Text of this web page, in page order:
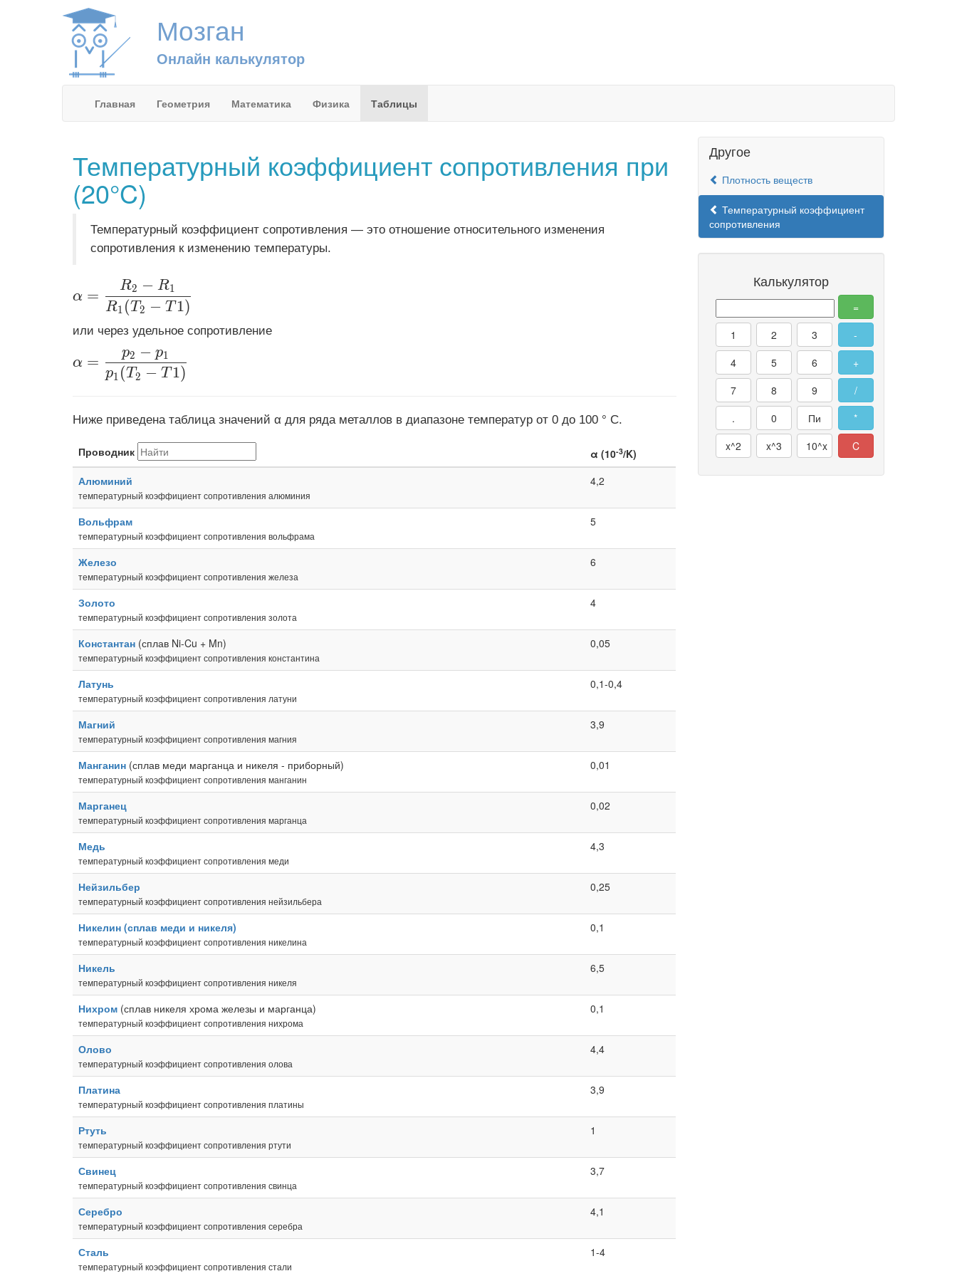
Мозган
Онлайн калькулятор
Главная Геометрия Математика Физика Таблицы
Температурный коэффициент сопротивления при
(20°C)
Температурный коэффициент сопротивления — это отношение относительного изменения
сопротивления к изменению температуры.
\displaystyle \alpha=\frac{R_2-R_1}{R_1(T_2-T1)}
α =
R1 (T2 − T 1)
R2 − R1
или через удельное сопротивление
\displaystyle \alpha=\frac{p_2-p_1}{p_1(T_2-T1)}
α =
p1 (T2 − T 1)
p2 − p1
Ниже приведена таблица значений α для ряда металлов в диапазоне температур от 0 до 100 ° C.
Проводник α (10-3/K)
Алюминий
температурный коэффициент сопротивления алюминия
4,2
Вольфрам
температурный коэффициент сопротивления вольфрама
5
Железо
температурный коэффициент сопротивления железа
6
Золото
температурный коэффициент сопротивления золота
4
Константан (сплав Ni-Cu + Mn)
температурный коэффициент сопротивления константина
0,05
Латунь
температурный коэффициент сопротивления латуни
0,1-0,4
Магний
температурный коэффициент сопротивления магния
3,9
Манганин (сплав меди марганца и никеля - приборный)
температурный коэффициент сопротивления манганин
0,01
Марганец
температурный коэффициент сопротивления марганца
0,02
Медь
температурный коэффициент сопротивления меди
4,3
Нейзильбер
температурный коэффициент сопротивления нейзильбера
0,25
Никелин (сплав меди и никеля)
температурный коэффициент сопротивления никелина
0,1
Никель
температурный коэффициент сопротивления никеля
6,5
Нихром (сплав никеля хрома железы и марганца)
температурный коэффициент сопротивления нихрома
0,1
Олово
температурный коэффициент сопротивления олова
4,4
Платина
температурный коэффициент сопротивления платины
3,9
Ртуть
температурный коэффициент сопротивления ртути
1
Свинец
температурный коэффициент сопротивления свинца
3,7
Серебро
температурный коэффициент сопротивления серебра
4,1
Сталь
температурный коэффициент сопротивления стали
1-4
Другое
Плотность веществ
Температурный коэффициент
сопротивления
Калькулятор